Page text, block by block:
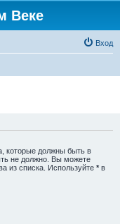
Веке
Вход
которые должны быть в
не должно. Вы можете
из списка. Используйте * в